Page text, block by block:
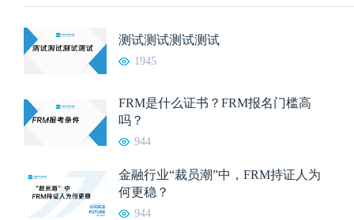
测试测试测试测试
1945
FRM是什么证书？FRM报名门槛高
吗？
944
金融行业“裁员潮”中，FRM持证人为
何更稳？
944